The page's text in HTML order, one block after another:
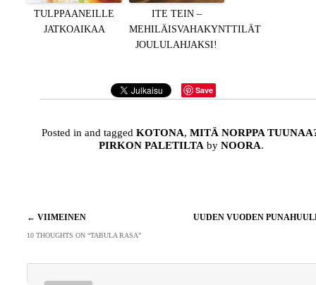
TULPPAANEILLE
JATKOAIKAA
ITE TEIN –
MEHILÄISVAHAKYNTTILÄT
JOULULAHJAKSI!
Save
Posted in and tagged KOTONA, MITÄ NORPPA
PIRKON PALETILTA byNOORA.
Artikkelien
selaus
← VIIMEINEN UUDEN VUODEN
10 THOUGHTS ON “TABULA RASA”